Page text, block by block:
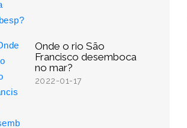
Onde o rio São
Francisco desemboca
no mar?
2022-01-17